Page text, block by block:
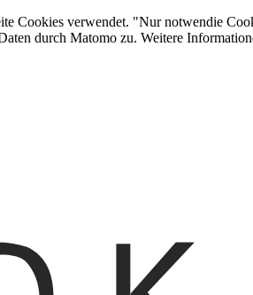
Cookies verwendet. "Nur notwendie
durch Matomo zu. Weitere